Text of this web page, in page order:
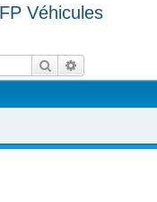
Véhicules
Rechercher